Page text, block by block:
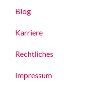
Blog
Karriere
Rechtliches
Impressum